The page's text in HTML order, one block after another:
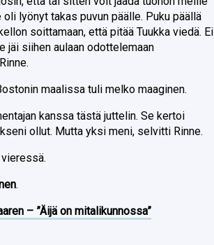
lyönyt takas puvun päälle. Puku päällä
soittamaan, että pitää Tuukka viedä. Ei
jäi siihen aulaan odottelemaan
maalissa tuli melko maaginen.
kanssa tästä juttelin. Se kertoi
ollut. Mutta yksi meni, selvitti Rinne.
vieressä.
.
– ”Äijä on mitalikunnossa”